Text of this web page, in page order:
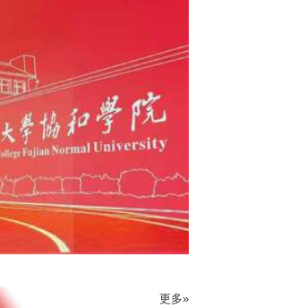
更多»